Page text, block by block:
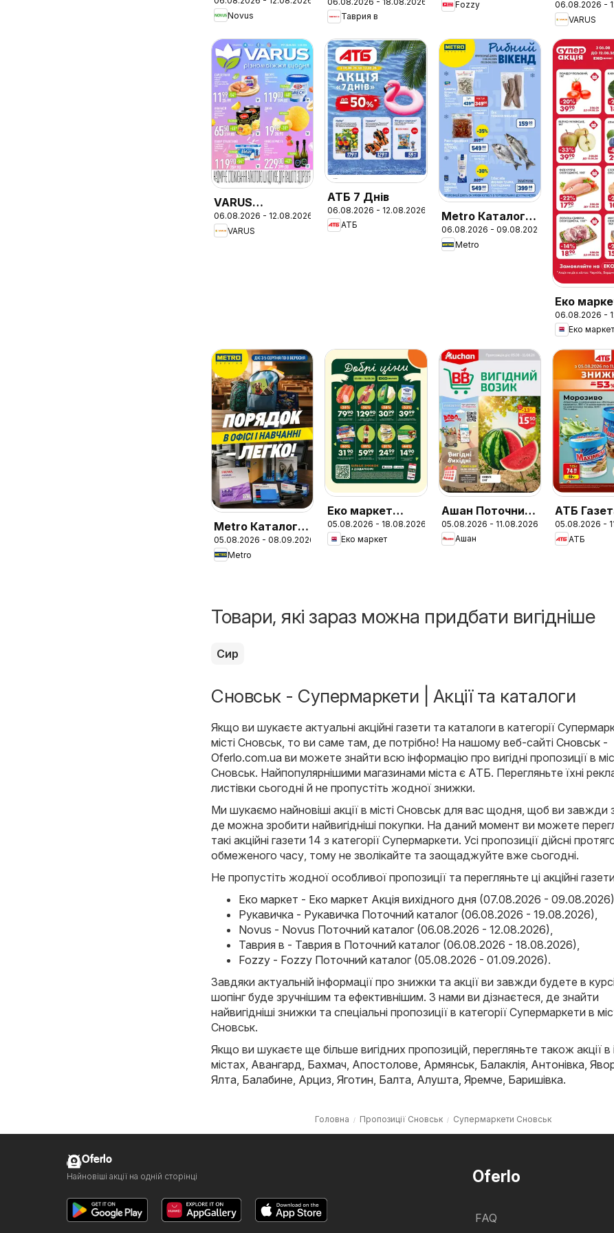
каталог
Novus
Поточний
каталог
Таврия в
Fozzy
Календар
знижок
06.08.2026 -
VARUS
VARUS
Різномаїжжя
щодня
06.08.2026 - 12.08.2026
VARUS
АТБ 7 Днів
06.08.2026 - 12.08.2026
АТБ
Metro Каталог
"Вигідних
вихідних
06.08.2026 - 09.08.2026
Metro
Еко
Супер
06.08.2026 -
Еко маркет
Metro Каталог
товарів для
школи та офісу
05.08.2026 - 08.09.2026
Metro
Еко маркет
Поточний
каталог
05.08.2026 - 18.08.2026
Еко маркет
Ашан Поточний
каталог
05.08.2026 - 11.08.2026
Ашан
АТБ
економія
версия
05.08.2026 -
АТБ
Товари, які зараз можна придбати вигідніше
Сир
Сновськ - Супермаркети | Акції та каталоги
Якщо ви шукаєте актуальні акційні газети та каталоги в категорії
місті Сновськ, то ви саме там, де потрібно! На нашому веб-сайті Сновськ -
Oferlo.com.ua ви можете знайти всю інформацію про вигідні пропозиції в
Сновськ. Найпопулярнішими магазинами міста є АТБ. Перегляньте їхні
листівки сьогодні й не пропустіть жодної знижки.
Ми шукаємо найновіші акції в місті Сновськ для вас щодня, щоб ви завжди
де можна зробити найвигідніші покупки. На даний момент ви можете
такі акційні газети 14 з категорії Супермаркети. Усі пропозиції дійсні
обмеженого часу, тому не зволікайте та заощаджуйте вже сьогодні.
Не пропустіть жодної особливої пропозиції та перегляньте ці акційні газети
Еко маркет - Еко маркет Акція вихідного дня (07.08.2026 - 09.08.2026)
Рукавичка - Рукавичка Поточний каталог (06.08.2026 - 19.08.2026),
Novus - Novus Поточний каталог (06.08.2026 - 12.08.2026),
Таврия в - Таврия в Поточний каталог (06.08.2026 - 18.08.2026),
Fozzy - Fozzy Поточний каталог (05.08.2026 - 01.09.2026).
Завдяки актуальній інформації про знижки та акції ви завжди будете в
шопінг буде зручнішим та ефективнішим. З нами ви дізнаєтеся, де знайти
найвигідніші знижки та спеціальні пропозиції в категорії Супермаркети в
Сновськ.
Якщо ви шукаєте ще більше вигідних пропозицій, перегляньте також акції в
містах, Авангард, Бахмач, Апостолове, Армянськ, Балаклія, Антонівка,
Ялта, Балабине, Арциз, Яготин, Балта, Алушта, Яремче, Баришівка.
Головна Пропозиції Сновськ Супермаркети Сновськ
Oferlo
FAQ
Oferlo
Найновіші акції на одній сторінці